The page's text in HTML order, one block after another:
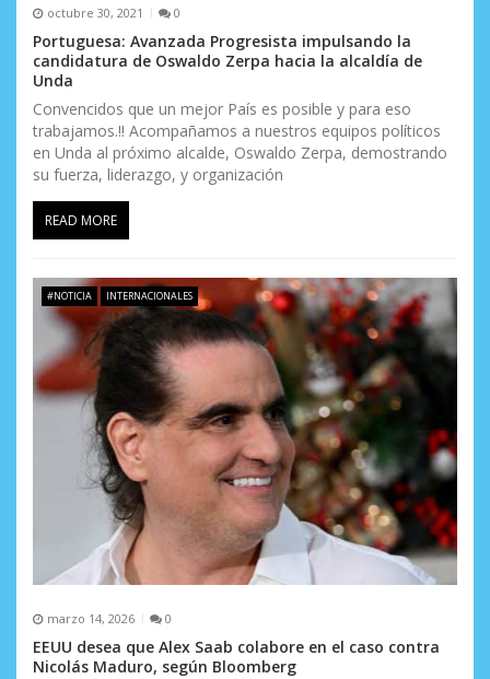
octubre 30, 2021 0
Portuguesa: Avanzada Progresista impulsando la
candidatura de Oswaldo Zerpa hacia la alcaldía de
Unda
Convencidos que un mejor País es posible y para eso
trabajamos.!! Acompañamos a nuestros equipos políticos
en Unda al próximo alcalde, Oswaldo Zerpa, demostrando
su fuerza, liderazgo, y organización
READ MORE
#NOTICIA INTERNACIONALES
marzo 14, 2026 0
EEUU desea que Alex Saab colabore en el caso contra
Nicolás Maduro, según Bloomberg